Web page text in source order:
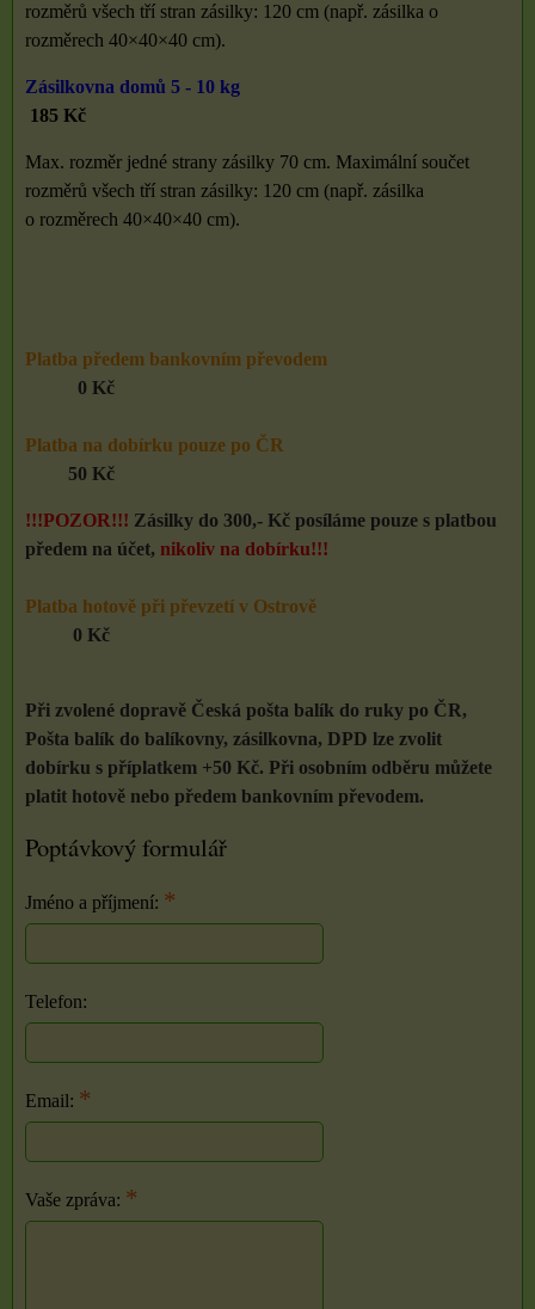
rozměrů všech tří stran zásilky: 120 cm (např. zásilka o
rozměrech 40×40×40 cm).
Zásilkovna domů 5 - 10 kg
185 Kč
Max. rozměr jedné strany zásilky 70 cm. Maximální součet
rozměrů všech tří stran zásilky: 120 cm (např. zásilka
o rozměrech 40×40×40 cm).
Platba předem bankovním převodem
0 Kč
Platba na dobírku pouze po ČR
50 Kč
!!!POZOR!!! Zásilky do 300,- Kč posíláme pouze s platbou
předem na účet, nikoliv na dobírku!!!
Platba hotově při převzetí v Ostrově
0 Kč
Při zvolené dopravě Česká pošta balík do ruky po ČR,
Pošta balík do balíkovny, zásilkovna, DPD lze zvolit
dobírku s příplatkem +50 Kč. Při osobním odběru můžete
platit hotově nebo předem bankovním převodem.
Poptávkový formulář
Jméno a příjmení: *
Telefon:
Email: *
Vaše zpráva: *